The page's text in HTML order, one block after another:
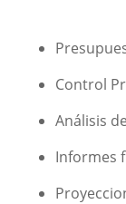
Control
Análisis
Informes